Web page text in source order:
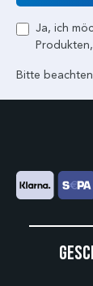
Ja, ich
Bitte